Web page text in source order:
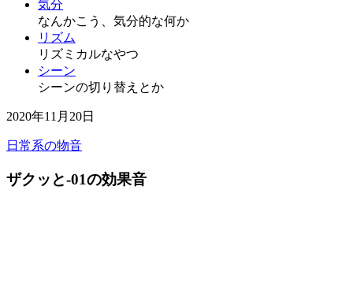
気分
なんかこう、気分的な何か
リズム
リズミカルなやつ
シーン
シーンの切り替えとか
2020年11月20日
日常系の物音
ザクッと-01の効果音